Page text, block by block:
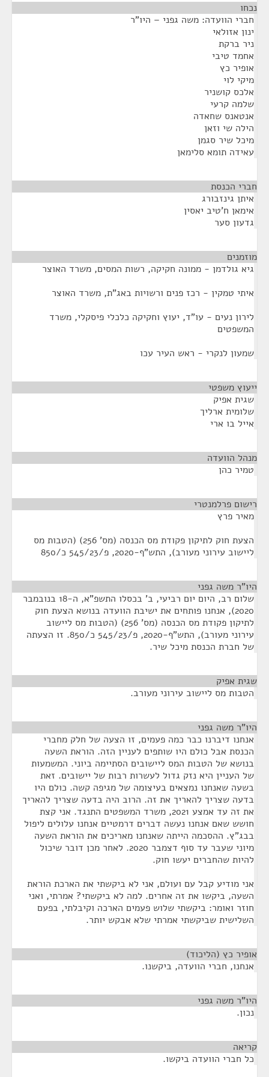
נכחו
חברי הוועדה: משה גפני – היו"ר
ינון אזולאי
ניר ברקת
אחמד טיבי
אופיר כץ
מיקי לוי
אלכס קושניר
שלמה קרעי
אנטאנס שחאדה
הילה שי וזאן
מיכל שיר סגמן
עאידה תומא סלימאן
חברי הכנסת
איתן גינזבורג
אימאן ח'טיב יאסין
גדעון סער
מוזמנים
גיא גולדמן - ממונה חקיקה, רשות המסים, משרד האוצר
איתי טמקין - רכז פנים ורשויות באג"ת, משרד האוצר
לירון נעים - עו"ד, יעוץ וחקיקה כלכלי פיסקלי, משרד
המשפטים
שמעון לנקרי - ראש העיר עכו
ייעוץ משפטי
שגית אפיק
שלומית ארליך
אייל בו ארי
מנהל הוועדה
טמיר כהן
רישום פרלמנטרי
מאיר פרץ
הצעת חוק לתיקון פקודת מס הכנסה (מס' 256) (הטבות מס
ליישוב עירוני מעורב), התש"ף-2020, פ/545/23 כ/850
היו"ר משה גפני
שלום רב, היום יום רביעי, ב' בכסלו התשפ"א, ה-18 בנובמבר
2020), אנחנו פותחים את ישיבת הוועדה בנושא הצעת חוק
לתיקון פקודת מס הכנסה (מס' 256) (הטבות מס ליישוב
עירוני מעורב), התש"ף-2020, פ/545/23 כ/850. זו הצעתה
של חברת הכנסת מיכל שיר.
שגית אפיק
הטבות מס ליישוב עירוני מעורב.
היו"ר משה גפני
אנחנו דיברנו כבר כמה פעמים, זו הצעה של חלק מחברי
הכנסת אבל כולם היו שותפים לעניין הזה. הוראת השעה
בנושא של הטבות המס ליישובים הסתיימה ביוני. המשמעות
של העניין היא נזק גדול לעשרות רבות של יישובים. זאת
בשעה שאנחנו נמצאים בעיצומה של מגיפה קשה. כולם היו
בדעה שצריך להאריך את זה. הרוב היה בדעה שצריך להאריך
את זה עד אמצע 2021, משרד המשפטים התנגד. אני קצת
חושש שאם אנחנו נעשה דברים דרמטיים אנחנו עלולים ליפול
בבג"ץ. ההסכמה הייתה שאנחנו מאריכים את הוראת השעה
מיוני שעבר עד סוף דצמבר 2020. לאחר מכן דובר שיכול
להיות שהחברים יעשו חוק.
אני מודיע קבל עם ועולם, אני לא ביקשתי את הארכת הוראת
השעה, ביקשו את זה אחרים. למה לא ביקשתי? אמרתי, ואני
חוזר ואומר: ביקשתי שלוש פעמים הארכה וקיבלתי, בפעם
השלישית שביקשתי אמרתי שלא אבקש יותר.
אופיר כץ (הליכוד)
אנחנו, חברי הוועדה, ביקשנו.
היו"ר משה גפני
נכון.
קריאה
כל חברי הוועדה ביקשו.